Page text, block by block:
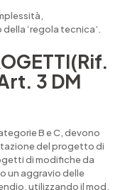
‘regola tecnica’.
3 DM
B e C, devono
del progetto di
di modifiche da
un aggravio delle
utilizzando il mod.